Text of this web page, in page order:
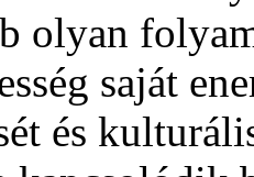
olyan
saját
és